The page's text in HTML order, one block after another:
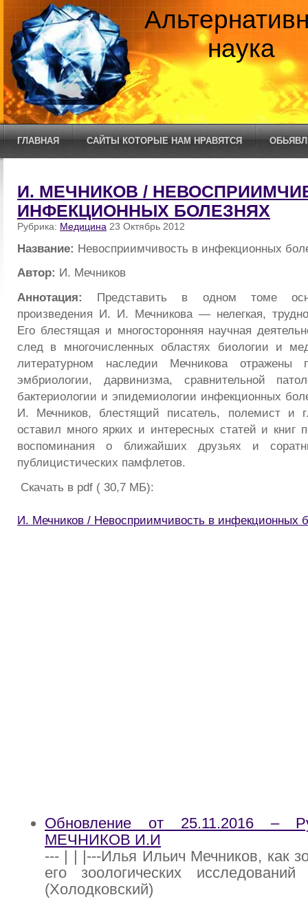
наука
ГЛАВНАЯ САЙТЫ КОТОРЫЕ НАМ НРАВЯТСЯ
И. МЕЧНИКОВ /
ИНФЕКЦИОННЫХ БОЛЕЗНЯХ
Рубрика: Медицина 23 Октябрь 2012
Название: Невосприимчивость в инфекционных
Автор: И. Мечников
Аннотация: Представить в одном томе
произведения И. И. Мечникова — нелегкая,
Его блестящая и многосторонняя научная
след в многочисленных областях биологии и
литературном наследии Мечникова отражены
эмбриологии, дарвинизма, сравнительной
бактериологии и эпидемиологии инфекционных
И. Мечников, блестящий писатель, полемист и
оставил много ярких и интересных статей и книг
воспоминания о ближайших друзьях и
публицистических памфлетов.
Скачать в pdf ( 30,7 МБ):
И. Мечников / Невосприимчивость в инфекционных
Обновление от 25.11.2016 –
МЕЧНИКОВ И.И
--- | | |---Илья Ильич Мечников, как
его зоологических
(Холодковский)